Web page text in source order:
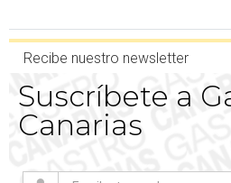
Recibe nuestro newsletter
Suscríbete a
Canarias